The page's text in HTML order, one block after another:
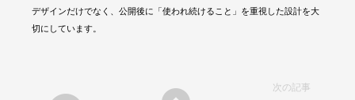
デザインだけでなく、公開後に「使われ続けること」を重視した設計を大
切にしています。
次の記事